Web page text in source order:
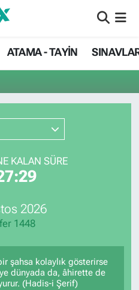
ATAMA - TAYİN
KALAN SÜRE
2026
1448
şahsa kolaylık gösterirse
dünyada da, âhirette de
(Hadis-i Şerif)
Haritası
ve Fikstür